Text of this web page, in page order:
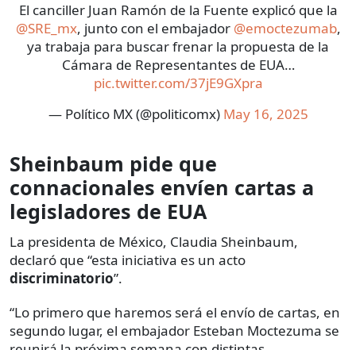
El canciller Juan Ramón de la Fuente explicó que la
@SRE_mx, junto con el embajador @emoctezumab,
ya trabaja para buscar frenar la propuesta de la
Cámara de Representantes de EUA…
pic.twitter.com/37jE9GXpra
— Político MX (@politicomx) May 16, 2025
Sheinbaum pide que
connacionales envíen cartas a
legisladores de EUA
La presidenta de México, Claudia Sheinbaum,
declaró que “esta iniciativa es un acto
discriminatorio”.
“Lo primero que haremos será el envío de cartas, en
segundo lugar, el embajador Esteban Moctezuma se